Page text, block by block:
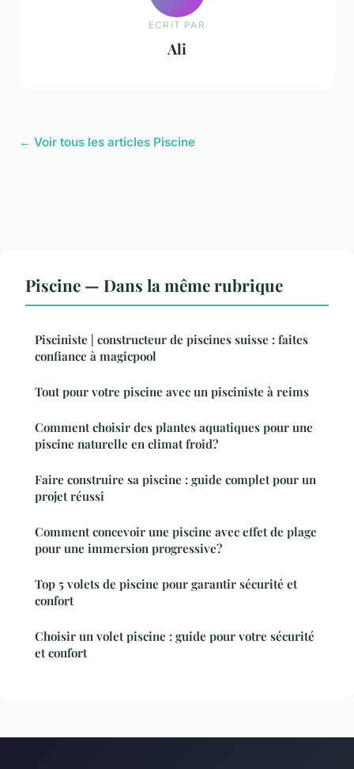
ECRIT PAR
Ali
← Voir tous les articles Piscine
Piscine — Dans la même rubrique
Pisciniste | constructeur de piscines suisse : faites
confiance à magicpool
Tout pour votre piscine avec un pisciniste à reims
Comment choisir des plantes aquatiques pour une
piscine naturelle en climat froid?
Faire construire sa piscine : guide complet pour un
projet réussi
Comment concevoir une piscine avec effet de plage
pour une immersion progressive?
Top 5 volets de piscine pour garantir sécurité et
confort
Choisir un volet piscine : guide pour votre sécurité
et confort